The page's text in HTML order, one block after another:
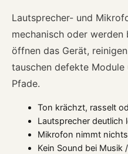
Lautsprecher- und
mechanisch oder
öffnen das Gerät,
tauschen defekte
Pfade.
Ton krächzt, rasselt
Lautsprecher deutlich
Mikrofon nimmt
Kein Sound bei Musik